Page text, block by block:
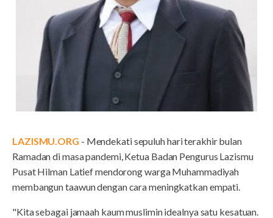
LAZISMU.ORG - Mendekati sepuluh hari terakhir bulan
Ramadan di masa pandemi, Ketua Badan Pengurus Lazismu
Pusat Hilman Latief mendorong warga Muhammadiyah
membangun taawun dengan cara meningkatkan empati.
"Kita sebagai jamaah kaum muslimin idealnya satu kesatuan.